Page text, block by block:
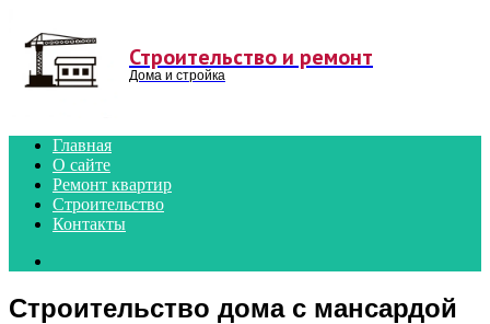
Строительство и ремонт
Дома и стройка
Главная
О сайте
Ремонт квартир
Строительство
Контакты
Строительство дома с мансардой